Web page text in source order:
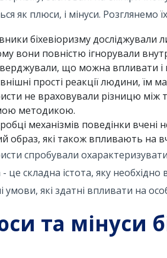
як плюси, і мінуси. Розглянемо
біхевіоризму
вони повністю ігнорували
що можна впливати і
прості реакції людини, їм
не враховували різницю між
методикою.
механізмів поведінки
образ, які також впливають на
спробували
складна істота, яку необхідно
умови, які здатні впливати на
та мінуси